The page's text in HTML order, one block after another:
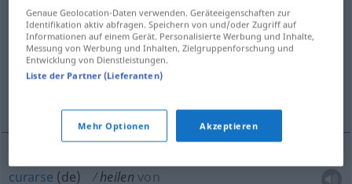
heilenv/i <s.>
Übersicht aller Übersetzungen
(Für mehr Details die Übersetzung anklicken/antippen)
curarse (de) heilen von
Genaue Geolocation-Daten verwenden. Geräteeigenschaften zur
Identifikation aktiv abfragen. Speichern von und/oder Zugriff auf
Informationen auf einem Gerät. Personalisierte Werbung und Inhalte,
Messung von Werbung und Inhalten, Zielgruppenforschung und
Entwicklung von Dienstleistungen.
Liste der Partner (Lieferanten)
Mehr Optionen Akzeptieren